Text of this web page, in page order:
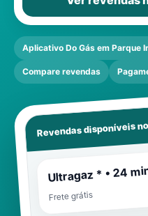
Aplicativo Do Gás em Parque
Compare revendas
Revendas disponíveis
Ultragaz * • 24
Frete grátis